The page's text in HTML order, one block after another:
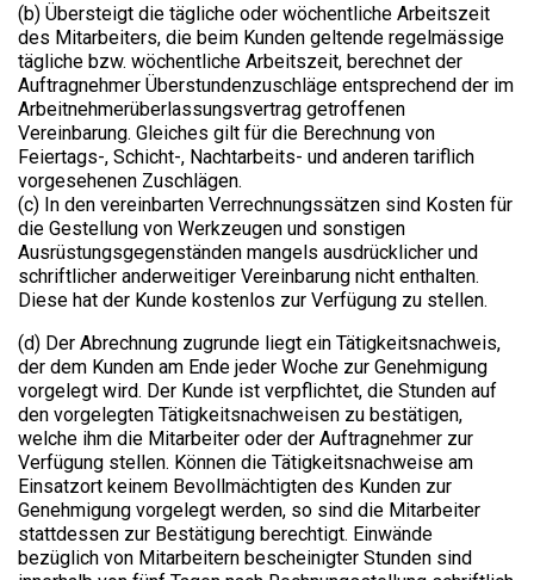
(b) Übersteigt die tägliche oder wöchentliche Arbeitszeit
des Mitarbeiters, die beim Kunden geltende regelmässige
tägliche bzw. wöchentliche Arbeitszeit, berechnet der
Auftragnehmer Überstundenzuschläge entsprechend der im
Arbeitnehmerüberlassungsvertrag getroffenen
Vereinbarung. Gleiches gilt für die Berechnung von
Feiertags-, Schicht-, Nachtarbeits- und anderen tariflich
vorgesehenen Zuschlägen.
(c) In den vereinbarten Verrechnungssätzen sind Kosten für
die Gestellung von Werkzeugen und sonstigen
Ausrüstungsgegenständen mangels ausdrücklicher und
schriftlicher anderweitiger Vereinbarung nicht enthalten.
Diese hat der Kunde kostenlos zur Verfügung zu stellen.
(d) Der Abrechnung zugrunde liegt ein Tätigkeitsnachweis,
der dem Kunden am Ende jeder Woche zur Genehmigung
vorgelegt wird. Der Kunde ist verpflichtet, die Stunden auf
den vorgelegten Tätigkeitsnachweisen zu bestätigen,
welche ihm die Mitarbeiter oder der Auftragnehmer zur
Verfügung stellen. Können die Tätigkeitsnachweise am
Einsatzort keinem Bevollmächtigten des Kunden zur
Genehmigung vorgelegt werden, so sind die Mitarbeiter
stattdessen zur Bestätigung berechtigt. Einwände
bezüglich von Mitarbeitern bescheinigter Stunden sind